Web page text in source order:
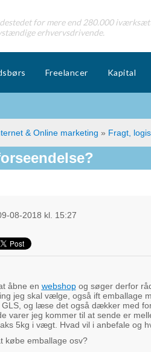
for mere end 280.000
erhvervsdrivende.
Freelancer Kapital
& Online marketing » Fragt,
08-2018 kl. 15:27
åbne en webshopog søger derfor
jeg skal vælge, også ift emballage
og læse det også dækker med
varer jeg kommer til at sende er
5kg i vægt. Hvad vil i anbefale og
købe emballage osv?